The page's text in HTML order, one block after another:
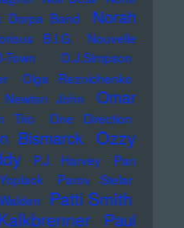
Dorpa Band
Norah
B.I.G.
Nouvelle
Town O.J.Simpson
Olga Reznichenko
Newton John
Omar
Trio
One Direction
Bismarck Ozzy
P.J. Harvey
Pan
Parov Stelar
Patti Smith
Paul